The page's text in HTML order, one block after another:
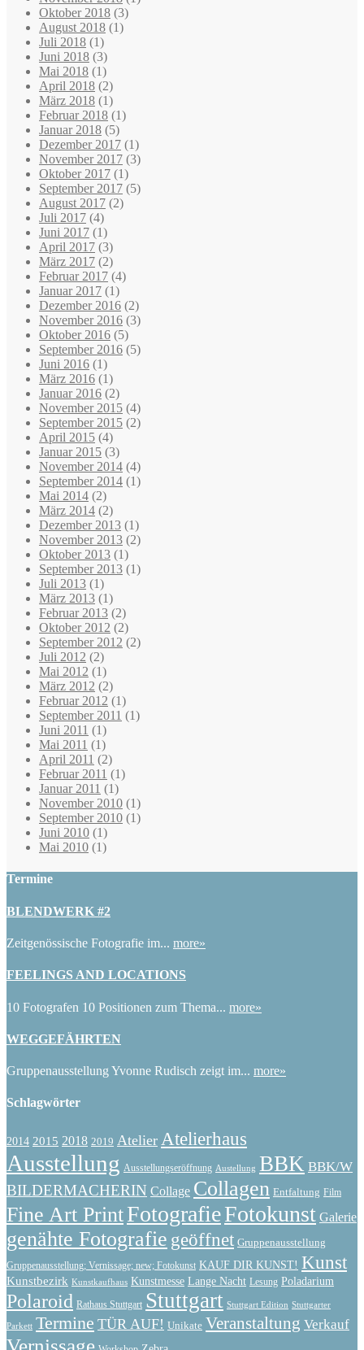
Oktober 2018 (3)
August 2018 (1)
Juli 2018 (1)
Juni 2018 (3)
Mai 2018 (1)
April 2018 (2)
März 2018 (1)
Februar 2018 (1)
Januar 2018 (5)
Dezember 2017 (1)
November 2017 (3)
Oktober 2017 (1)
September 2017 (5)
August 2017 (2)
Juli 2017 (4)
Juni 2017 (1)
April 2017 (3)
März 2017 (2)
Februar 2017 (4)
Januar 2017 (1)
Dezember 2016 (2)
November 2016 (3)
Oktober 2016 (5)
September 2016 (5)
Juni 2016 (1)
März 2016 (1)
Januar 2016 (2)
November 2015 (4)
September 2015 (2)
April 2015 (4)
Januar 2015 (3)
November 2014 (4)
September 2014 (1)
Mai 2014 (2)
März 2014 (2)
Dezember 2013 (1)
November 2013 (2)
Oktober 2013 (1)
September 2013 (1)
Juli 2013 (1)
März 2013 (1)
Februar 2013 (2)
Oktober 2012 (2)
September 2012 (2)
Juli 2012 (2)
Mai 2012 (1)
März 2012 (2)
Februar 2012 (1)
September 2011 (1)
Juni 2011 (1)
Mai 2011 (1)
April 2011 (2)
Februar 2011 (1)
Januar 2011 (1)
November 2010 (1)
September 2010 (1)
Juni 2010 (1)
Mai 2010 (1)
Termine
BLENDWERK #2
Zeitgenössische Fotografie im... more»
FEELINGS AND LOCATIONS
10 Fotografen 10 Positionen zum Thema... more»
WEGGEFÄHRTEN
Gruppenausstellung Yvonne Rudisch zeigt im... more»
Schlagwörter
2014 2015 2018 2019 Atelier Atelierhaus
Ausstellung Ausstellungseröffnung Austellung BBK BBK/W
BILDERMACHERIN Collage Collagen Entfaltung Film
Fine Art PrintFotografieFotokunst Galerie
genähte Fotografie geöffnet Gruppenausstellung
Gruppenausstellung; Vernissage; new; Fotokunst KAUF DIR KUNST! Kunst
Kunstbezirk Kunstkaufhaus Kunstmesse Lange Nacht Lesung Poladarium
Polaroid Rathaus Stuttgart Stuttgart Stuttgart Edition Stuttgarter
Parkett Termine TÜR AUF! Unikate Veranstaltung Verkauf
Vernissage